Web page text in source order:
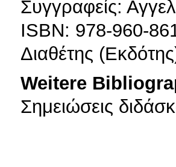
Συγγραφείς:
ISBN: 978-960-
Διαθέτης
Weitere
Σημειώσεις